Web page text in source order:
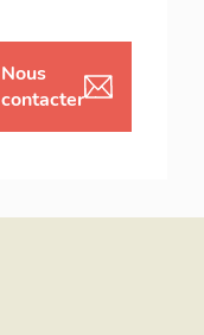
Nous
contacter